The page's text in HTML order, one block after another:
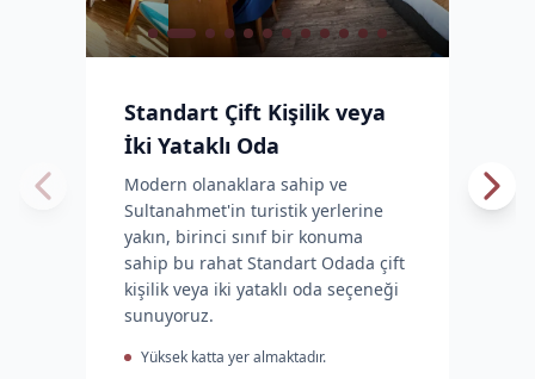
Standart Çift Kişilik veya
İki Yataklı Oda
Modern olanaklara sahip ve
Sultanahmet'in turistik yerlerine
yakın, birinci sınıf bir konuma
sahip bu rahat Standart Odada çift
kişilik veya iki yataklı oda seçeneği
sunuyoruz.
Yüksek katta yer almaktadır.